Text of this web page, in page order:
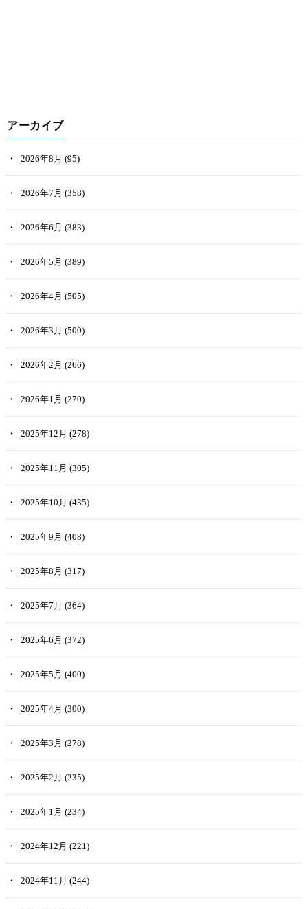
アーカイブ
2026年8月 (95)
2026年7月 (358)
2026年6月 (383)
2026年5月 (389)
2026年4月 (505)
2026年3月 (500)
2026年2月 (266)
2026年1月 (270)
2025年12月 (278)
2025年11月 (305)
2025年10月 (435)
2025年9月 (408)
2025年8月 (317)
2025年7月 (364)
2025年6月 (372)
2025年5月 (400)
2025年4月 (300)
2025年3月 (278)
2025年2月 (235)
2025年1月 (234)
2024年12月 (221)
2024年11月 (244)